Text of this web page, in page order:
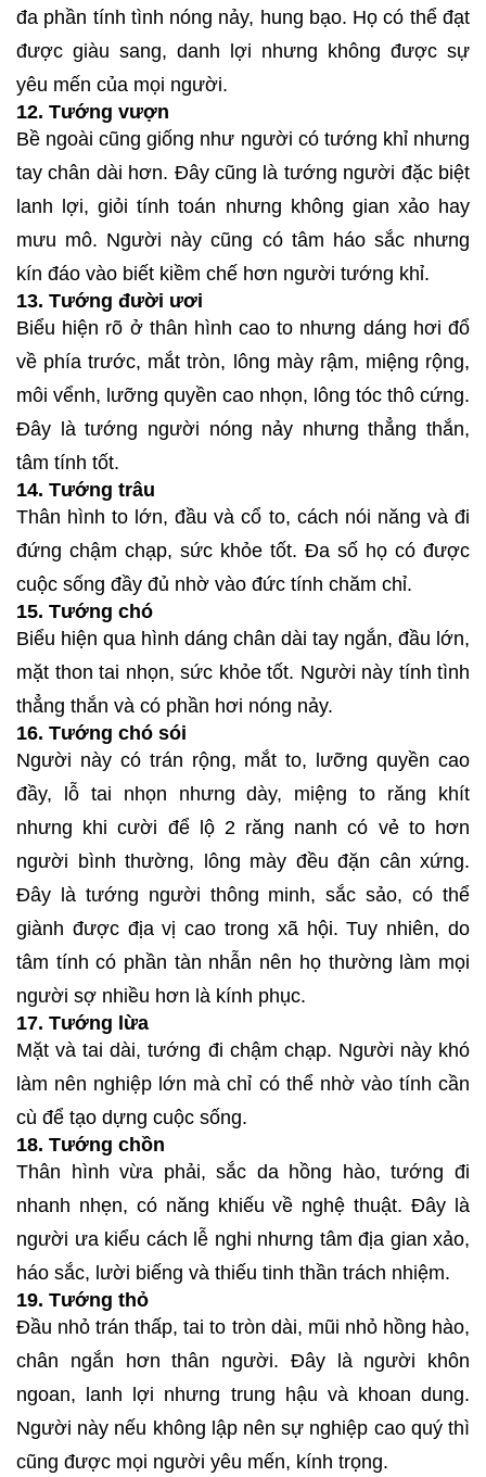
đa phần tính tình nóng nảy, hung bạo. Họ có thể đạt
được giàu sang, danh lợi nhưng không được sự
yêu mến của mọi người.
12. Tướng vượn
Bề ngoài cũng giống như người có tướng khỉ nhưng
tay chân dài hơn. Đây cũng là tướng người đặc biệt
lanh lợi, giỏi tính toán nhưng không gian xảo hay
mưu mô. Người này cũng có tâm háo sắc nhưng
kín đáo vào biết kiềm chế hơn người tướng khỉ.
13. Tướng đười ươi
Biểu hiện rõ ở thân hình cao to nhưng dáng hơi đổ
về phía trước, mắt tròn, lông mày rậm, miệng rộng,
môi vểnh, lưỡng quyền cao nhọn, lông tóc thô cứng.
Đây là tướng người nóng nảy nhưng thẳng thắn,
tâm tính tốt.
14. Tướng trâu
Thân hình to lớn, đầu và cổ to, cách nói năng và đi
đứng chậm chạp, sức khỏe tốt. Đa số họ có được
cuộc sống đầy đủ nhờ vào đức tính chăm chỉ.
15. Tướng chó
Biểu hiện qua hình dáng chân dài tay ngắn, đầu lớn,
mặt thon tai nhọn, sức khỏe tốt. Người này tính tình
thẳng thắn và có phần hơi nóng nảy.
16. Tướng chó sói
Người này có trán rộng, mắt to, lưỡng quyền cao
đầy, lỗ tai nhọn nhưng dày, miệng to răng khít
nhưng khi cười để lộ 2 răng nanh có vẻ to hơn
người bình thường, lông mày đều đặn cân xứng.
Đây là tướng người thông minh, sắc sảo, có thể
giành được địa vị cao trong xã hội. Tuy nhiên, do
tâm tính có phần tàn nhẫn nên họ thường làm mọi
người sợ nhiều hơn là kính phục.
17. Tướng lừa
Mặt và tai dài, tướng đi chậm chạp. Người này khó
làm nên nghiệp lớn mà chỉ có thể nhờ vào tính cần
cù để tạo dựng cuộc sống.
18. Tướng chồn
Thân hình vừa phải, sắc da hồng hào, tướng đi
nhanh nhẹn, có năng khiếu về nghệ thuật. Đây là
người ưa kiểu cách lễ nghi nhưng tâm địa gian xảo,
háo sắc, lười biếng và thiếu tinh thần trách nhiệm.
19. Tướng thỏ
Đầu nhỏ trán thấp, tai to tròn dài, mũi nhỏ hồng hào,
chân ngắn hơn thân người. Đây là người khôn
ngoan, lanh lợi nhưng trung hậu và khoan dung.
Người này nếu không lập nên sự nghiệp cao quý thì
cũng được mọi người yêu mến, kính trọng.